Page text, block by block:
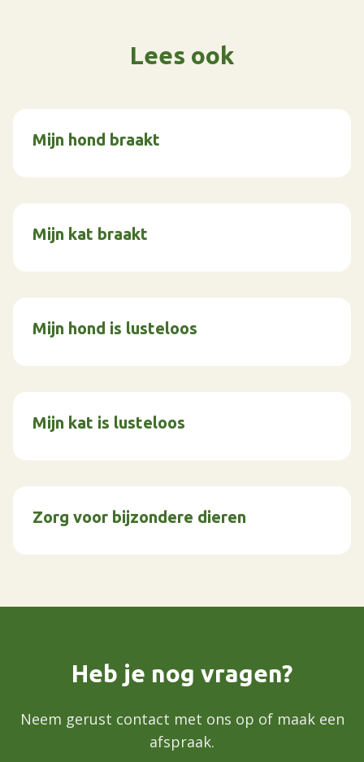
Lees ook
Mijn hond braakt
Mijn kat braakt
Mijn hond is lusteloos
Mijn kat is lusteloos
Zorg voor bijzondere dieren
Heb je nog vragen?
Neem gerust contact met ons op of maak een
afspraak.